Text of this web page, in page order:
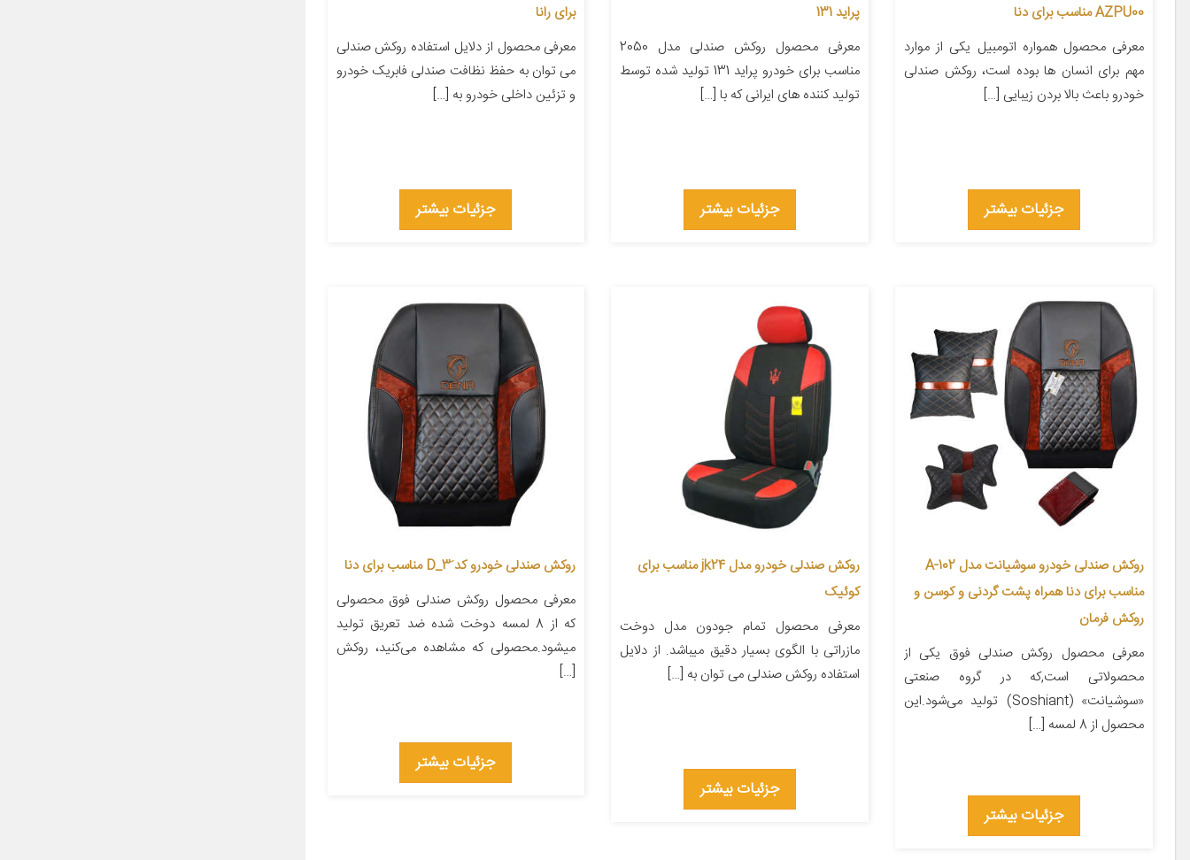
AZPU00 مناسب برای دنا
معرفی محصول همواره اتومبیل یکی از موارد
مهم برای انسان ها بوده است، روکش صندلی
خودرو باعث بالا بردن زیبایی […]
جزئیات بیشتر
پراید 131
معرفی محصول روکش صندلی مدل 2050
مناسب برای خودرو پراید 131 تولید شده توسط
تولید کننده های ایرانی که با […]
جزئیات بیشتر
برای رانا
معرفی محصول از دلایل استفاده روکش صندلی
می توان به حفظ نظافت صندلی فابریک خودرو
و تزئین داخلی خودرو به […]
جزئیات بیشتر
روکش صندلی خودرو سوشیانت مدل A-102
مناسب برای دنا همراه پشت گردنی و کوسن و
روکش فرمان
معرفی محصول روکش صندلی فوق یکی از
محصولاتی است,که در گروه صنعتی
«سوشیانت» (Soshiant) تولید می‌شود.این
محصول از 8 لمسه […]
جزئیات بیشتر
روکش صندلی خودرو مدل jk24 مناسب برای
کوئیک
معرفی محصول تمام جودون مدل دوخت
مازراتی با الگوی بسیار دقیق میباشد. از دلایل
استفاده روکش صندلی می توان به […]
جزئیات بیشتر
روکش صندلی خودرو کد َD_3 مناسب برای دنا
معرفی محصول روکش صندلی فوق محصولی
که از 8 لمسه دوخت شده ضد تعریق تولید
میشود.محصولی که مشاهده می‌کنید، روکش
[…]
جزئیات بیشتر